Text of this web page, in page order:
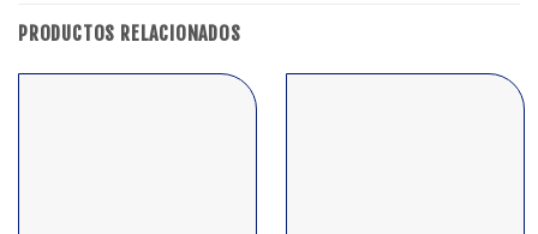
PRODUCTOS RELACIONADOS